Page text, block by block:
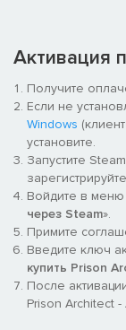
Активация
Получите
Если не
Windows
установите.
Запустите
Войдите в меню
через Steam».
Примите
Введите ключ
купить Prison
После
Prison Architect